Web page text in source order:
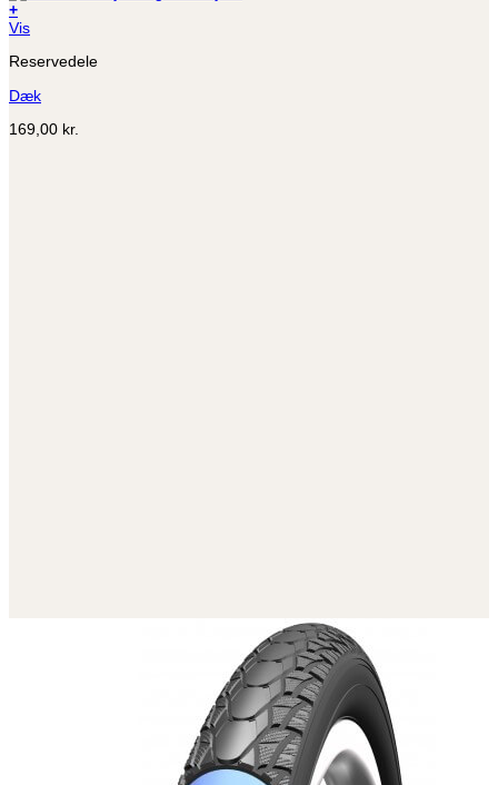
+
Dette
har
varianter.
kan
Vis
Reservedele
Dæk
169,00 kr.